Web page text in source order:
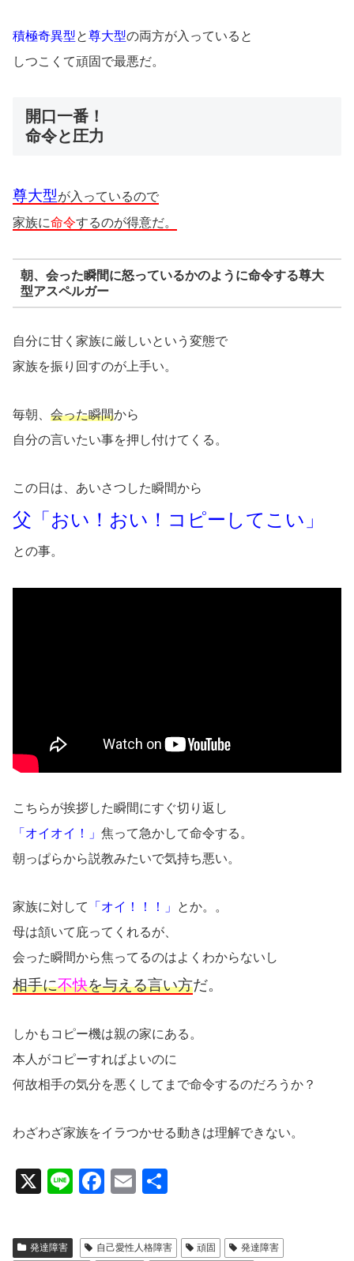
積極奇異型と尊大型の両方が入っていると
しつこくて頑固で最悪だ。
開口一番！
命令と圧力
尊大型が入っているので
家族に命令するのが得意だ。
朝、会った瞬間に怒っているかのように命令する尊大
型アスペルガー
自分に甘く家族に厳しいという変態で
家族を振り回すのが上手い。
毎朝、 会った瞬間から
自分の言いたい事を押し付けてくる。
この日は、あいさつした瞬間から
父「おい！おい！コピーしてこい」
との事。
こちらが挨拶した瞬間にすぐ切り返し
「オイオイ！」 焦って急かして命令する。
朝っぱらから説教みたいで気持ち悪い。
家族に対して 「オイ！！！」
とか。。
母は頷いて庇ってくれるが、
会った瞬間から焦ってるのはよくわからないし
相手に不快を与える言い方だ。
しかもコピー機は親の家にある。
本人がコピーすればよいのに
何故相手の気分を悪くしてまで命令するのだろうか？
わざわざ家族をイラつかせる動きは理解できない。
X
Li
e
F
c
E
ail
発達障害 自己愛性人格障害 頑固 発達障害